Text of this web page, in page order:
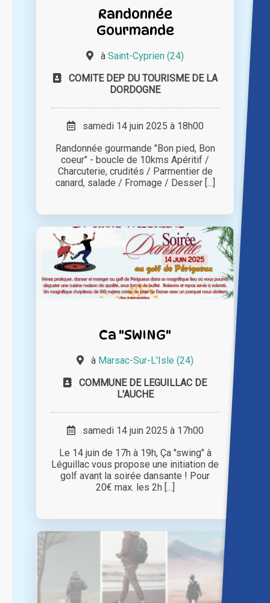
Randonnée
Gourmande
à Saint-Cyprien (24)
COMITE DEP DU TOURISME DE LA
DORDOGNE
samedi 14 juin 2025 à 18h00
Randonnée gourmande "Bon pied, Bon
coeur" - boucle de 10kms Apéritif /
Charcuterie, crudités / Parmentier de
canard, salade / Fromage / Desser [...]
Ca "SWING"
à Marsac-Sur-L'Isle (24)
COMMUNE DE LEGUILLAC DE
L'AUCHE
samedi 14 juin 2025 à 17h00
Le 14 juin de 17h à 19h, Ça "swing" à
Léguillac vous propose une initiation de
golf avant la soirée dansante ! Pour
20€ max. les 2h [...]